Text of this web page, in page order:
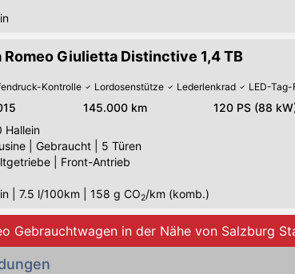
Romeo Giulietta Distinctive 1,4 TB
Kontrolle Lordosenstütze Lederlenkrad LED-
145.000 km 120 PS (88
Hallein
Gebraucht
5 Türen
Front-Antrieb
7.5 l/100km 158 g CO2/km (komb.)
Gebrauchtwagen in der Nähe von Salzburg